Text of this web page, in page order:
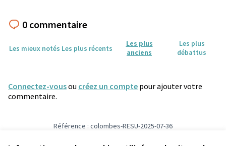
0 commentaire
Les mieux notés Les plus récents
Les plus
anciens
Les plus
débattus
Connectez-vousou créez un compte pour ajouter votre
commentaire.
Référence : colombes-RESU-2025-07-36